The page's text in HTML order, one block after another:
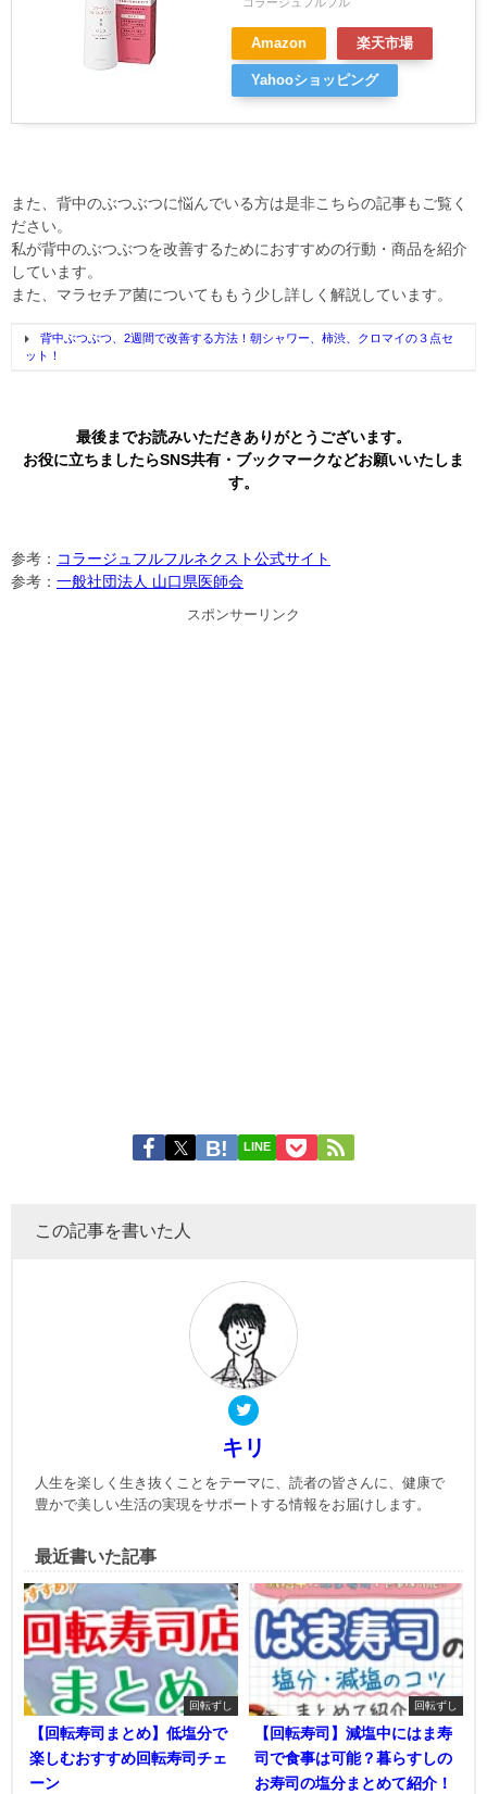
コラージュフルフル
Amazon 楽天市場
Yahooショッピング
また、背中のぶつぶつに悩んでいる方は是非こちらの記事もご覧く
ださい。
私が背中のぶつぶつを改善するためにおすすめの行動・商品を紹介
しています。
また、マラセチア菌についてももう少し詳しく解説しています。
背中ぶつぶつ、2週間で改善する方法！朝シャワー、柿渋、クロマイの３点セ
ット！
最後までお読みいただきありがとうございます。
お役に立ちましたらSNS共有・ブックマークなどお願いいたしま
す。
参考： コラージュフルフルネクスト公式サイト
参考： 一般社団法人 山口県医師会
スポンサーリンク
LINE
この記事を書いた人
キリ
人生を楽しく生き抜くことをテーマに、読者の皆さんに、健康で
豊かで美しい生活の実現をサポートする情報をお届けします。
最近書いた記事
回転ずし
【回転寿司まとめ】低塩分で
楽しむおすすめ回転寿司チェ
ーン
回転ずし
【回転寿司】減塩中にはま寿
司で食事は可能？暮らすしの
お寿司の塩分まとめて紹介！